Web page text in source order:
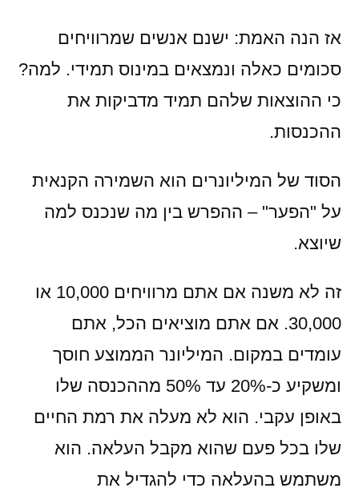
אז הנה האמת: ישנם אנשים שמרוויחים
סכומים כאלה ונמצאים במינוס תמידי. למה?
כי ההוצאות שלהם תמיד מדביקות את
ההכנסות.
הסוד של המיליונרים הוא השמירה הקנאית
על "הפער" – ההפרש בין מה שנכנס למה
שיוצא.
זה לא משנה אם אתם מרוויחים 10,000 או
30,000. אם אתם מוציאים הכל, אתם
עומדים במקום. המיליונר הממוצע חוסך
ומשקיע כ-20% עד 50% מההכנסה שלו
באופן עקבי. הוא לא מעלה את רמת החיים
שלו בכל פעם שהוא מקבל העלאה. הוא
משתמש בהעלאה כדי להגדיל את